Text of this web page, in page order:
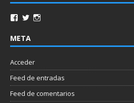
META
Acceder
Feed de entradas
Feed de comentarios